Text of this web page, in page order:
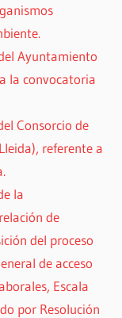
Ayuntamiento
la convocatoria
Consorcio de
referente a
la
de
del proceso
de acceso
Escala
por Resolución